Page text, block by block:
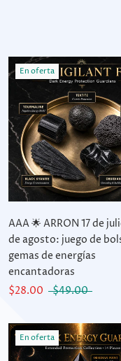
En oferta
AAA 🌟 ARRON 17 de
de agosto: juego de
gemas de energías
encantadoras
$28.00
$49.00
En oferta